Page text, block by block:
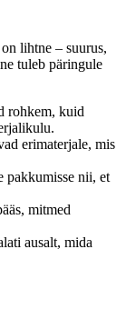
lihtne – suurus,
tuleb päringule
rohkem, kuid
erimaterjale, mis
pakkumisse nii, et
mitmed
ausalt, mida